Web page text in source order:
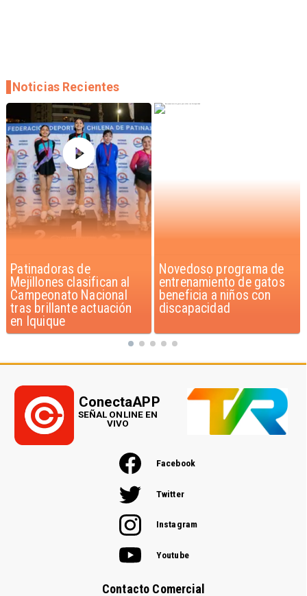
Novedoso programa de
entrenamiento de gatos
beneficia a niños con
discapacidad
Alarmante hábito en
jóvenes de 13 a 15 años
según encuesta del
Minsal
Noticias Recientes
Facebook
Twitter
Instagram
Youtube
Contacto Comercial
ConectaAPP
SEÑAL ONLINE EN
VIVO